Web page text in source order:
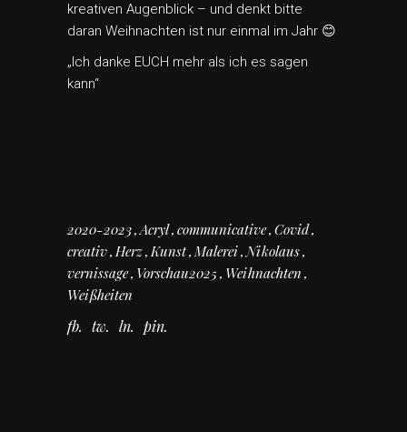
kreativen Augenblick – und denkt bitte
daran Weihnachten ist nur einmal im Jahr 😊
„Ich danke EUCH mehr als ich es sagen
kann“
2020-2023 Acryl communicative Covid
creativ Herz Kunst Malerei Nikolaus
vernissage Vorschau2025 Weihnachten
Weißheiten
fb tw ln pin